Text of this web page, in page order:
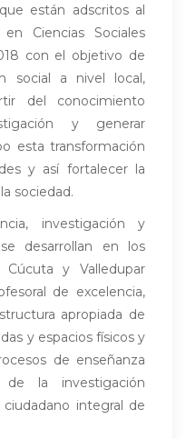
están adscritos al
Ciencias Sociales
con el objetivo de
social a nivel local,
del conocimiento
y generar
esta transformación
y así fortalecer la
sociedad.
investigación y
desarrollan en los
Cúcuta y Valledupar
de excelencia,
apropiada de
y espacios físicos y
de enseñanza
de la investigación
integral de